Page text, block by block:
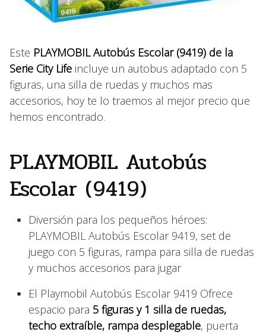
Este PLAYMOBIL Autobús Escolar (9419) de la
Serie City Life incluye un autobus adaptado con 5
figuras, una silla de ruedas y muchos mas
accesorios, hoy te lo traemos al mejor precio que
hemos encontrado.
PLAYMOBIL Autobús
Escolar (9419)
Diversión para los pequeños héroes:
PLAYMOBIL Autobús Escolar 9419, set de
juego con 5 figuras, rampa para silla de ruedas
y muchos accesorios para jugar
El Playmobil Autobús Escolar 9419 Ofrece
espacio para 5 figuras y 1 silla de ruedas,
techo extraíble, rampa desplegable, puerta